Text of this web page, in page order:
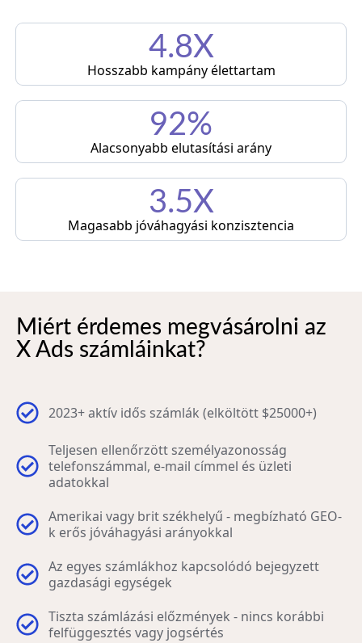
4.8X
Hosszabb kampány élettartam
92%
Alacsonyabb elutasítási arány
3.5X
Magasabb jóváhagyási konzisztencia
Miért érdemes megvásárolni az
X Ads számláinkat?
2023+ aktív idős számlák (elköltött $25000+)
Teljesen ellenőrzött személyazonosság
telefonszámmal, e-mail címmel és üzleti
adatokkal
Amerikai vagy brit székhelyű - megbízható GEO-
k erős jóváhagyási arányokkal
Az egyes számlákhoz kapcsolódó bejegyzett
gazdasági egységek
Tiszta számlázási előzmények - nincs korábbi
felfüggesztés vagy jogsértés